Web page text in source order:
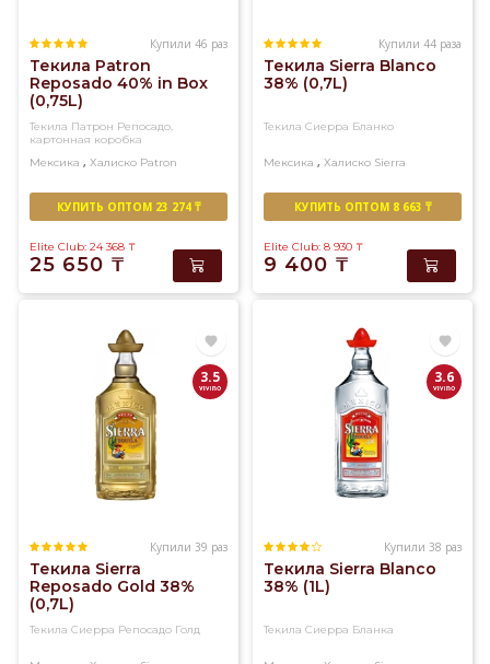
Купили 46 раз
Текила Patron
Reposado 40% in Box
(0,75L)
Текила Патрон Репосадо,
картонная коробка
Мексика , Халиско Patron
КУПИТЬ ОПТОМ 23 274 ₸
Elite Club: 24 368 ₸
25 650 ₸
Купили 44 раза
Текила Sierra Blanco
38% (0,7L)
Текила Сиерра Бланко
Мексика , Халиско Sierra
КУПИТЬ ОПТОМ 8 663 ₸
Elite Club: 8 930 ₸
9 400 ₸
3.5
Купили 39 раз
Текила Sierra
Reposado Gold 38%
(0,7L)
Текила Сиерра Репосадо Голд
3.6
Купили 38 раз
Текила Sierra Blanco
38% (1L)
Текила Сиерра Бланка